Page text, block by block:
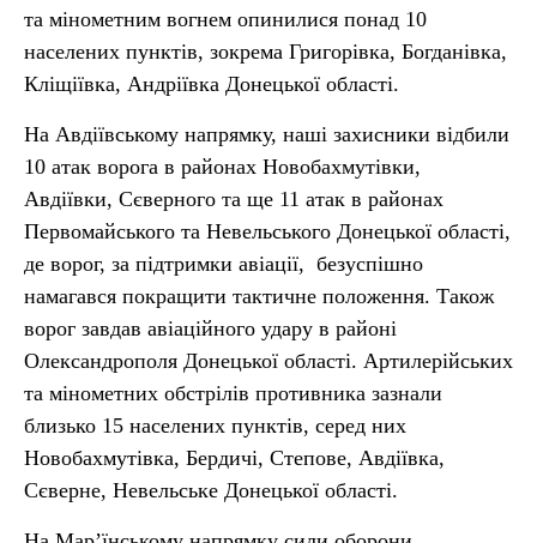
та мінометним вогнем опинилися понад 10
населених пунктів, зокрема Григорівка, Богданівка,
Кліщіївка, Андріївка Донецької області.
На Авдіївському напрямку, наші захисники відбили
10 атак ворога в районах Новобахмутівки,
Авдіївки, Сєверного та ще 11 атак в районах
Первомайського та Невельського Донецької області,
де ворог, за підтримки авіації, безуспішно
намагався покращити тактичне положення. Також
ворог завдав авіаційного удару в районі
Олександрополя Донецької області. Артилерійських
та мінометних обстрілів противника зазнали
близько 15 населених пунктів, серед них
Новобахмутівка, Бердичі, Степове, Авдіївка,
Сєверне, Невельське Донецької області.